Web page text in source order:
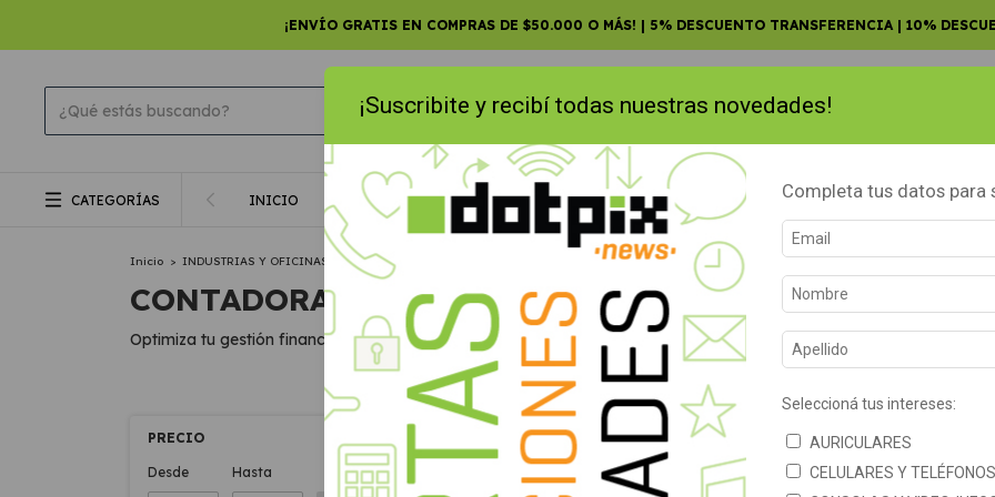
¡ENVÍO GRATIS EN COMPRAS DE $50.000 O MÁS! | 5% DESCUENTO TRANSFERENCIA | 10%
CATEGORÍAS INICIO PRODUCTOS SMARTWATCH AURICULARES INALÁMBRICOS CONVERTIDORES
Inicio > INDUSTRIAS Y OFICINAS EQUIPAMIENTO COMERCIAL CONTADORAS DE BILLETES
CONTADORAS DE BILLETES
Optimiza tu gestión financiera con nuestras contadoras de billetes.
PRECIO
Desde Hasta
GRATIS
SIN STOCK
GRATIS
¡Suscribite y recibí todas nuestras novedades!
Completa tus datos para
Seleccioná tus intereses:
AURICULARES
CELULARES Y TELÉFONOS